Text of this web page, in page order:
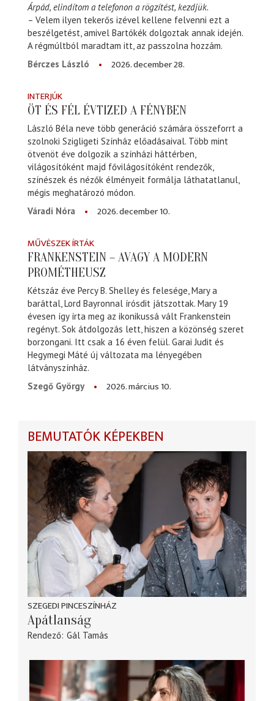
Árpád, elindítom a telefonon a rögzítést, kezdjük.
– Velem ilyen tekerős izével kellene felvenni ezt a
beszélgetést, amivel Bartókék dolgoztak annak idején.
A régmúltból maradtam itt, az passzolna hozzám.
Bérczes László
2026. december 28.
INTERJÚK
ÖT ÉS FÉL ÉVTIZED A FÉNYBEN
László Béla neve több generáció számára összeforrt a
szolnoki Szigligeti Színház előadásaival. Több mint
ötvenöt éve dolgozik a színházi háttérben,
világosítóként majd fővilágosítóként rendezők,
színészek és nézők élményeit formálja láthatatlanul,
mégis meghatározó módon.
Váradi Nóra
2026. december 10.
MŰVÉSZEK ÍRTÁK
FRANKENSTEIN – AVAGY A MODERN
PROMÉTHEUSZ
Kétszáz éve Percy B. Shelley és felesége, Mary a
baráttal, Lord Bayronnal írósdit játszottak. Mary 19
évesen így írta meg az ikonikussá vált Frankenstein
regényt. Sok átdolgozás lett, hiszen a közönség szeret
borzongani. Itt csak a 16 éven felül. Garai Judit és
Hegymegi Máté új változata ma lényegében
látványszínház.
Szegő György
2026. március 10.
BEMUTATÓK KÉPEKBEN
SZEGEDI PINCESZÍNHÁZ
Apátlanság
Rendező Gál Tamás